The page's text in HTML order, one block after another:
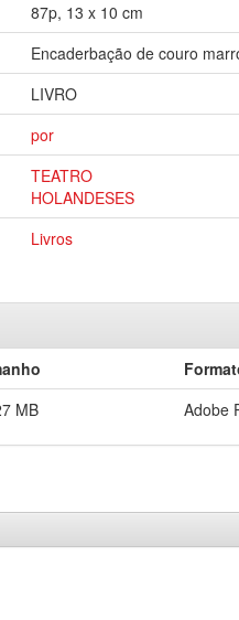
87p, 13 x 10 cm
Encaderbação de couro
LIVRO
por
TEATRO
HOLANDESES
Livros
MB Adobe